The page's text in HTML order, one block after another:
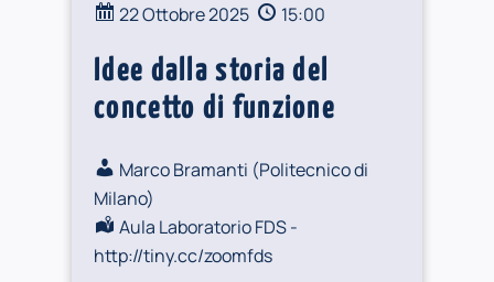
22 Ottobre 2025 15:00
Idee dalla storia del
concetto di funzione
Marco Bramanti (Politecnico di
Milano)
Aula Laboratorio FDS -
http://tiny.cc/zoomfds